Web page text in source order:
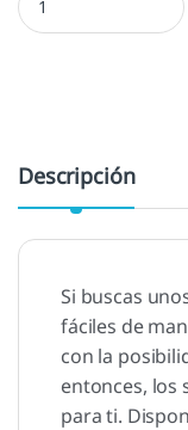
Descripción
Si buscas
fáciles de
con la
entonces, los
para ti.